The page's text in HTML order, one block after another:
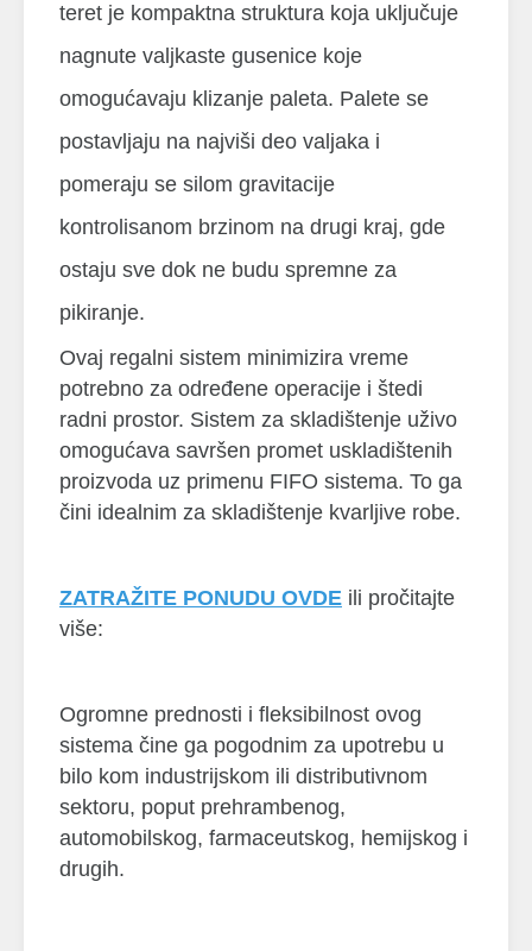
teret je kompaktna struktura koja uključuje
nagnute valjkaste gusenice koje
omogućavaju klizanje paleta. Palete se
postavljaju na najviši deo valjaka i
pomeraju se silom gravitacije
kontrolisanom brzinom na drugi kraj, gde
ostaju sve dok ne budu spremne za
pikiranje.
Ovaj regalni sistem minimizira vreme
potrebno za određene operacije i štedi
radni prostor. Sistem za skladištenje uživo
omogućava savršen promet uskladištenih
proizvoda uz primenu FIFO sistema. To ga
čini idealnim za skladištenje kvarljive robe.
ZATRAŽITE PONUDU OVDE ili pročitajte
više:
Ogromne prednosti i fleksibilnost ovog
sistema čine ga pogodnim za upotrebu u
bilo kom industrijskom ili distributivnom
sektoru, poput prehrambenog,
automobilskog, farmaceutskog, hemijskog i
drugih.